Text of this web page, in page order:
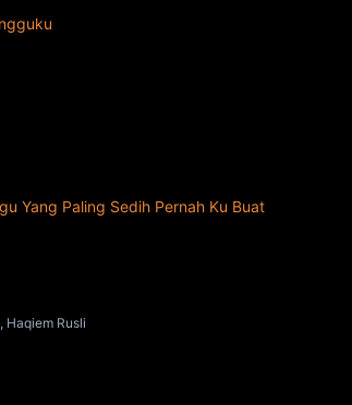
Yang Paling Sedih Pernah Ku Buat
Haqiem Rusli